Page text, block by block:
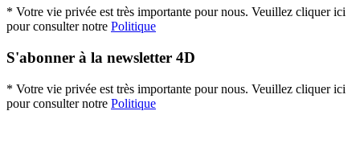
* Votre vie privée est très importante pour nous. Veuillez cliquer ici
pour consulter notre Politique
S'abonner à la newsletter 4D
* Votre vie privée est très importante pour nous. Veuillez cliquer ici
pour consulter notre Politique